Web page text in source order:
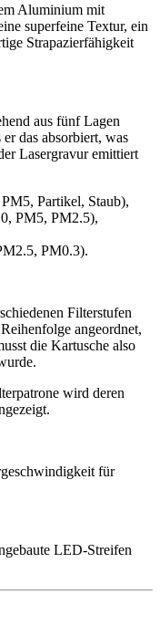
Aluminium mit
superfeine Textur, ein
Strapazierfähigkeit
aus fünf Lagen
das absorbiert, was
Lasergravur emittiert
Partikel, Staub),
PM5, PM2.5),
PM0.3).
Filterstufen
angeordnet,
die Kartusche also
wird deren
für
LED-Streifen